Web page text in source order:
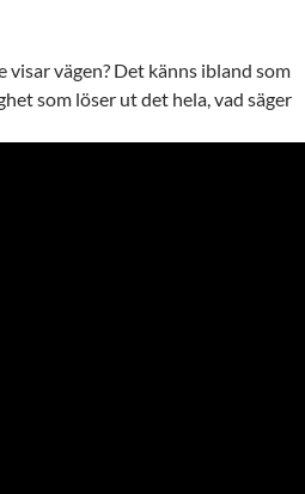
vägen? Det känns ibland som
som löser ut det hela, vad säger